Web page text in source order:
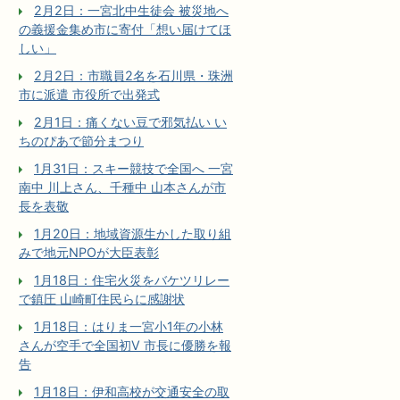
2月2日：一宮北中生徒会 被災地へ
の義援金集め市に寄付「想い届けてほ
しい」
2月2日：市職員2名を石川県・珠洲
市に派遣 市役所で出発式
2月1日：痛くない豆で邪気払い い
ちのぴあで節分まつり
1月31日：スキー競技で全国へ 一宮
南中 川上さん、千種中 山本さんが市
長を表敬
1月20日：地域資源生かした取り組
みで地元NPOが大臣表彰
1月18日：住宅火災をバケツリレー
で鎮圧 山崎町住民らに感謝状
1月18日：はりま一宮小1年の小林
さんが空手で全国初V 市長に優勝を報
告
1月18日：伊和高校が交通安全の取